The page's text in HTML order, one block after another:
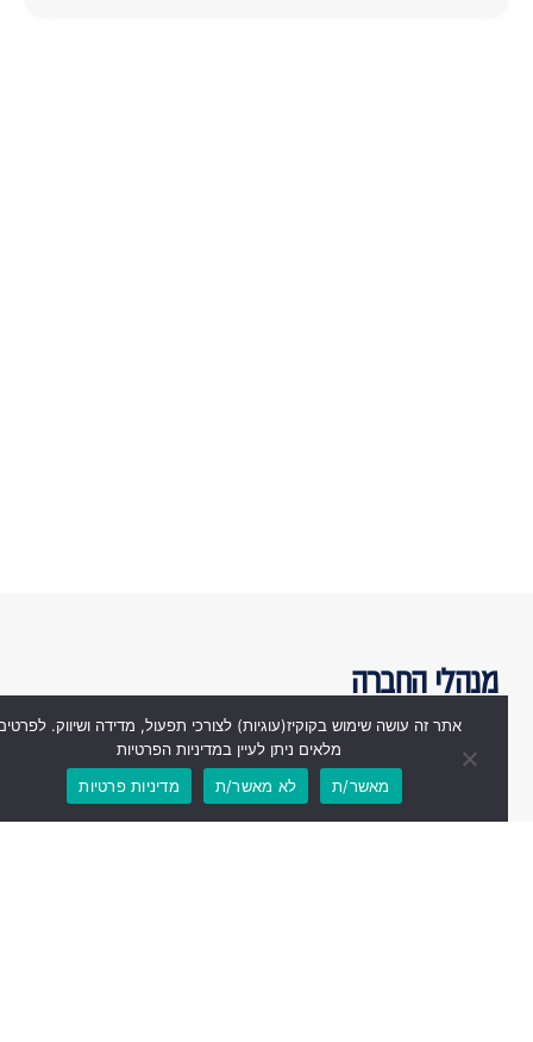
מנהלי החברה
אתר זה עושה שימוש בקוקיז(עוגיות) לצורכי תפעול, מדידה ושיווק. לפרטים
מלאים ניתן לעיין במדיניות הפרטיות
מאשר/ת
לא מאשר/ת מדיניות פרטיות